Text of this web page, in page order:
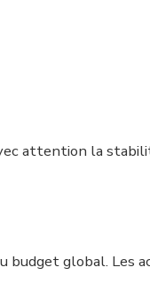
attention la
budget global. Les